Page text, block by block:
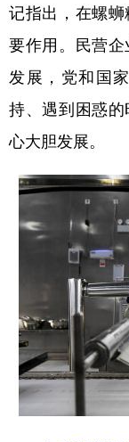
记指出，在螺
要作用。民营
发展，党和国
持、遇到困惑
心大胆发展。